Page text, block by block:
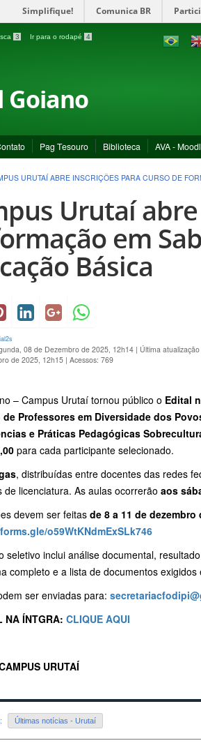
Simplifique! Comunica BR
3 Ir para o rodapé 4
Pag Tesouro Biblioteca AVA -
URUTAÍ ABRE INSCRIÇÕES PARA CURSO DE
Urutaí
em
Básica
08 de Dezembro de 2025, 12h14 | Última
de 2025, 12h15 | Acessos: 769
– Campus Urutaí tornou público o Edital
de Professores em Diversidade dos
e Práticas Pedagógicas
para cada participante selecionado.
, distribuídas entre docentes das redes
de licenciatura. As aulas ocorrerão aos
devem ser feitas de 8 a 11 de dezembro
o59WtKNdmExSLk746
seletivo inclui análise documental,
completo e a lista de documentos
ser enviadas para:
NA ÍNTGRA: CLIQUE AQUI
URUTAÍ
Últimas notícias - Urutaí